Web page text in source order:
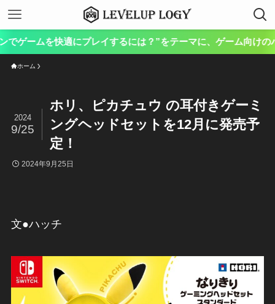
本サイト
ホーム
ホリ、ピカチュウ の耳付きゲーミ
ングヘッドセットを12月に発売予
定！
2024
9/25
2024年9月25日
文●ハッチ